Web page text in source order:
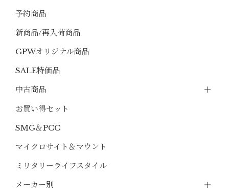
予約商品
新商品/再入荷商品
GPWオリジナル商品
SALE特価品
中古商品
お買い得セット
SMG＆PCC
マイクロサイト＆マウント
ミリタリーライフスタイル
メーカー別